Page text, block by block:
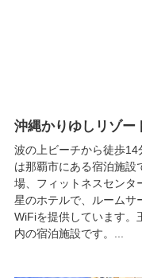
沖縄かりゆしリゾー
波の上ビーチから徒歩
は那覇市にある宿泊施設
場、フィットネスセンタ
星のホテルで、ルームサ
WiFiを提供しています。
内の宿泊施設です。...